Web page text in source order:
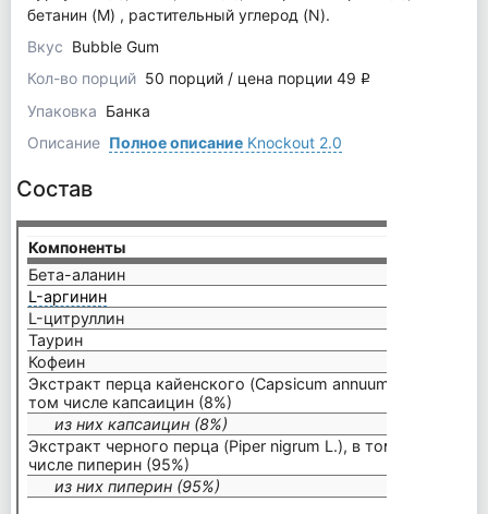
бетанин (M) , растительный углерод (N).
Вкус Bubble Gum
Кол-во порций 50 порций / цена порции 49 q
Упаковка Банка
Описание Полное описаниеKnockout 2.0
Состав
Компоненты
Бета-аланин
L-аргинин
L-цитруллин
Таурин
Кофеин
Экстракт перца кайенского (Capsicum annuum L.), в
том числе капсаицин (8%)
из них капсаицин (8%)
Экстракт черного перца (Piper nigrum L.), в том
числе пиперин (95%)
из них пиперин (95%)